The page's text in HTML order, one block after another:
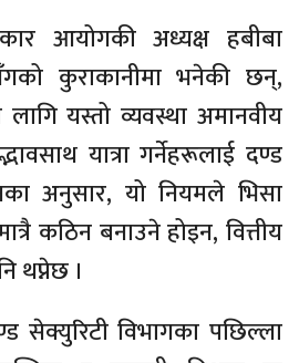
आयोगकी अध्यक्ष हबीबा
कुराकानीमा भनेकी छन्,
यस्तो व्यवस्था अमानवीय
यात्रा गर्नेहरूलाई दण्ड
अनुसार, यो नियमले भिसा
कठिन बनाउने होइन, वित्तीय
थप्नेछ ।
सेक्युरिटी विभागका पछिल्ला